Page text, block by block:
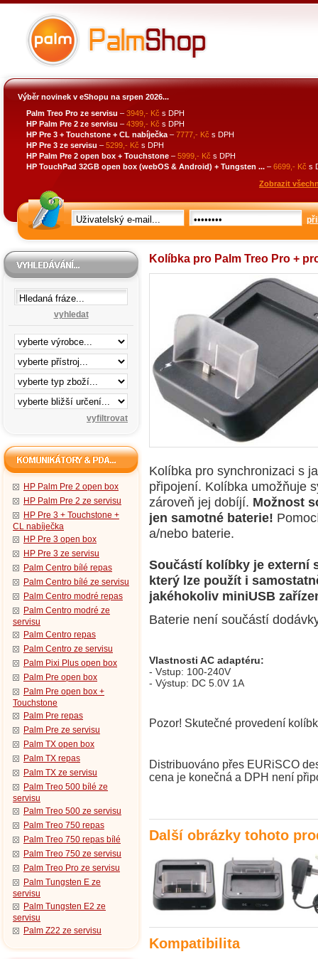
Výběr novinek v eShopu na srpen 2026...
Palm Treo Pro ze servisu – 3949,- Kč s DPH
HP Palm Pre 2 ze servisu – 4399,- Kč s DPH
HP Pre 3 + Touchstone + CL nabíječka – 7777,- Kč s DPH
HP Pre 3 ze servisu – 5299,- Kč s DPH
HP Palm Pre 2 open box + Touchstone – 5999,- Kč s DPH
HP TouchPad 32GB open box (webOS & Android) + Tungsten ... – 6699,- Kč s
Zobrazit
vyhledat
HP Palm Pre 2 open box
HP Palm Pre 2 ze servisu
HP Pre 3 + Touchstone +
CL nabíječka
HP Pre 3 open box
HP Pre 3 ze servisu
Palm Centro bílé repas
Palm Centro bílé ze servisu
Palm Centro modré repas
Palm Centro modré ze
servisu
Palm Centro repas
Palm Centro ze servisu
Palm Pixi Plus open box
Palm Pre open box
Palm Pre open box +
Touchstone
Palm Pre repas
Palm Pre ze servisu
Palm TX open box
Palm TX repas
Palm TX ze servisu
Palm Treo 500 bílé ze
servisu
Palm Treo 500 ze servisu
Palm Treo 750 repas
Palm Treo 750 repas bílé
Palm Treo 750 ze servisu
Palm Treo Pro ze servisu
Palm Tungsten E ze
servisu
Palm Tungsten E2 ze
servisu
Palm Z22 ze servisu
Kolíbka pro Palm Treo Pro +
Kolíbka pro synchronizaci s
připojení. Kolíbka umožňuje
zároveň jej dobíjí. Možnost
jen samotné baterie!
a/nebo baterie.
Součástí kolíbky je externí
který lze použít i
jakéhokoliv miniUSB
Baterie není součástí
Vlastnosti AC adaptéru:
- Vstup: 100-240V
- Výstup: DC 5.0V 1A
Pozor! Skutečné provedení
Distribuováno přes EURiSCO
cena je konečná a DPH není
Další obrázky tohoto
Kompatibilita